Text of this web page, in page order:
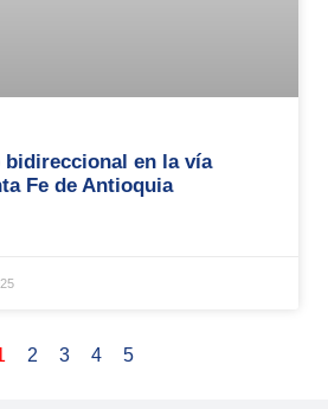
bidireccional en la vía
Fe de Antioquia
2 3 4 5